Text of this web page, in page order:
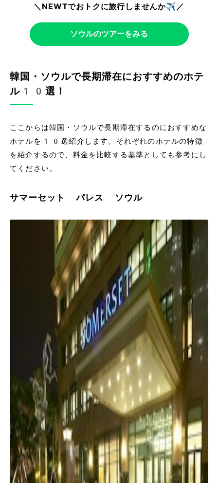
＼NEWTでおトクに旅行しませんか✈️／
ソウルのツアーをみる
韓国・ソウルで長期滞在におすすめのホテ
ル10選！
ここからは韓国・ソウルで長期滞在するのにおすすめな
ホテルを10選紹介します。それぞれのホテルの特徴
を紹介するので、料金を比較する基準としても参考にし
てください。
サマーセット パレス ソウル